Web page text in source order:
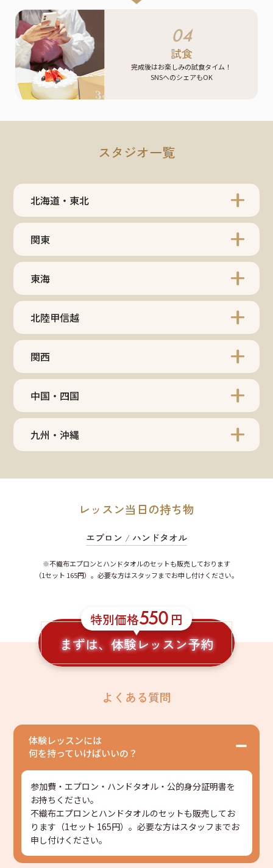
04
試食
完成後はお楽しみの試食タイム！
SNSへのシェアもOK
スタジオ一覧
北海道・東北
関東
東海
北陸甲信越
関西
中国・四国
九州・沖縄
レッスン当日の持ち物
エプロン / ハンドタオル
※不織布エプロンとハンドタオルのセットも販売しております
（1セット 165円）。必要な方はスタッフまでお申し付けください。
特別価格550 円
まずは、体験レッスン予約
よくある質問
体験レッスンには
何を持っていけばいいの？
参加費・エプロン・ハンドタオル・公的身分証明書を
お持ちください。
不織布エプロンとハンドタオルのセットも販売してお
ります（1セット 165円）。必要な方はスタッフまでお
申し付けください。